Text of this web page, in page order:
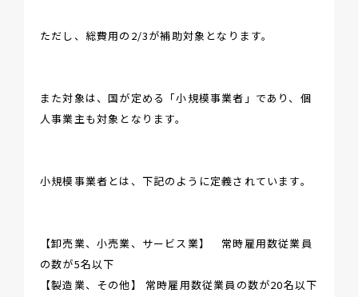
ただし、総費用の2/3が補助対象となります。
また対象は、国が定める「小規模事業者」であり、個
人事業主も対象となります。
小規模事業者とは、下記のように定義されています。
【卸売業、小売業、サービス業】 常時雇用数従業員
の数が5名以下
【製造業、その他】 常時雇用数従業員の数が20名以下